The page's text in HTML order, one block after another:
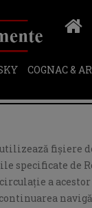
COGNAC &
fişiere
specificate de
a
continuarea